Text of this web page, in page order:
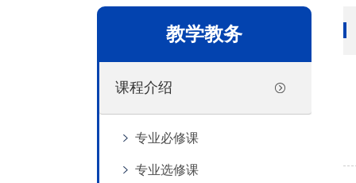
教学教务
课程介绍
专业必修课
专业选修课